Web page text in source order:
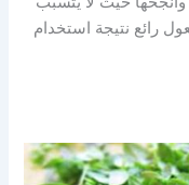
رائع نتيجة استخدام